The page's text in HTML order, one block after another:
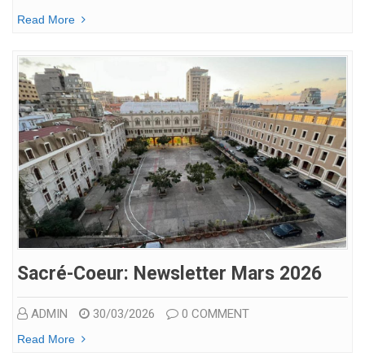
Read More
Sacré-Coeur: Newsletter Mars 2026
ADMIN 30/03/2026 0 COMMENT
Read More